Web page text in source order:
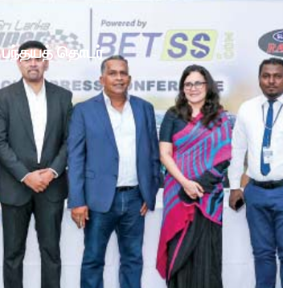
பந்தயத் தொடர்